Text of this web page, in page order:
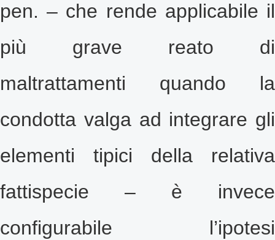
pen. – che rende applicabile il
più grave reato di
maltrattamenti quando la
condotta valga ad integrare gli
elementi tipici della relativa
fattispecie – è invece
configurabile l’ipotesi